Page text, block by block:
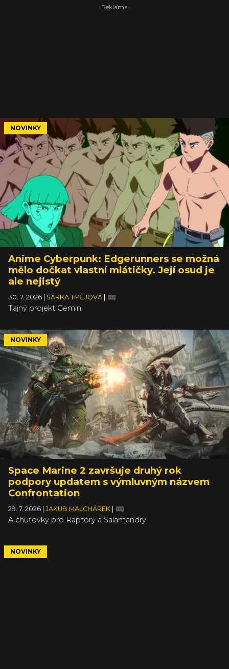
NOVINKY
Anime Cyberpunk: Edgerunners se možná
mělo dočkat vlastní mlátičky. Její osud je
ale nejistý
30. 7. 2026 ŠÁRKA TMĚJOVÁ
Tajný projekt Gemini
NOVINKY
Space Marine 2 završuje druhý rok
podpory updatem s výmluvným názvem
Confrontation
29. 7. 2026 JAKUB MALCHÁREK
A chuťovky pro Raptory a Salamandry
NOVINKY